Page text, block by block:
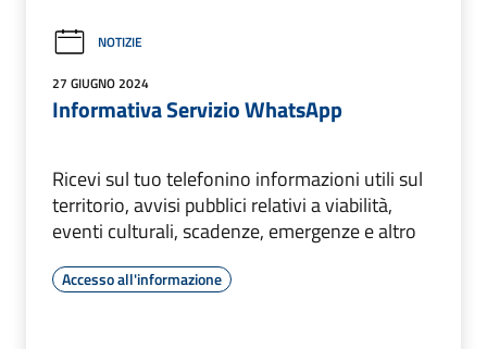
NOTIZIE
27 GIUGNO 2024
Informativa Servizio WhatsApp
Ricevi sul tuo telefonino informazioni utili sul
territorio, avvisi pubblici relativi a viabilità,
eventi culturali, scadenze, emergenze e altro
Accesso all'informazione